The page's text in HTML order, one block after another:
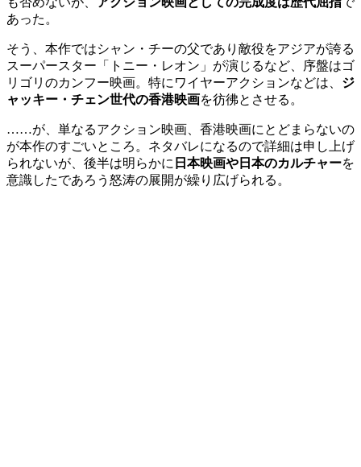
あった。
そう、本作ではシャン・チーの父であり敵役をアジアが誇る
スーパースター「トニー・レオン」が演じるなど、序盤はゴ
リゴリのカンフー映画。特にワイヤーアクションなどは、 ジ
ャッキー・チェン世代の香港映画を彷彿とさせる。
……が、単なるアクション映画、香港映画にとどまらないの
が本作のすごいところ。ネタバレになるので詳細は申し上げ
られないが、後半は明らかに 日本映画や日本のカルチャーを
意識したであろう怒涛の展開が繰り広げられる。